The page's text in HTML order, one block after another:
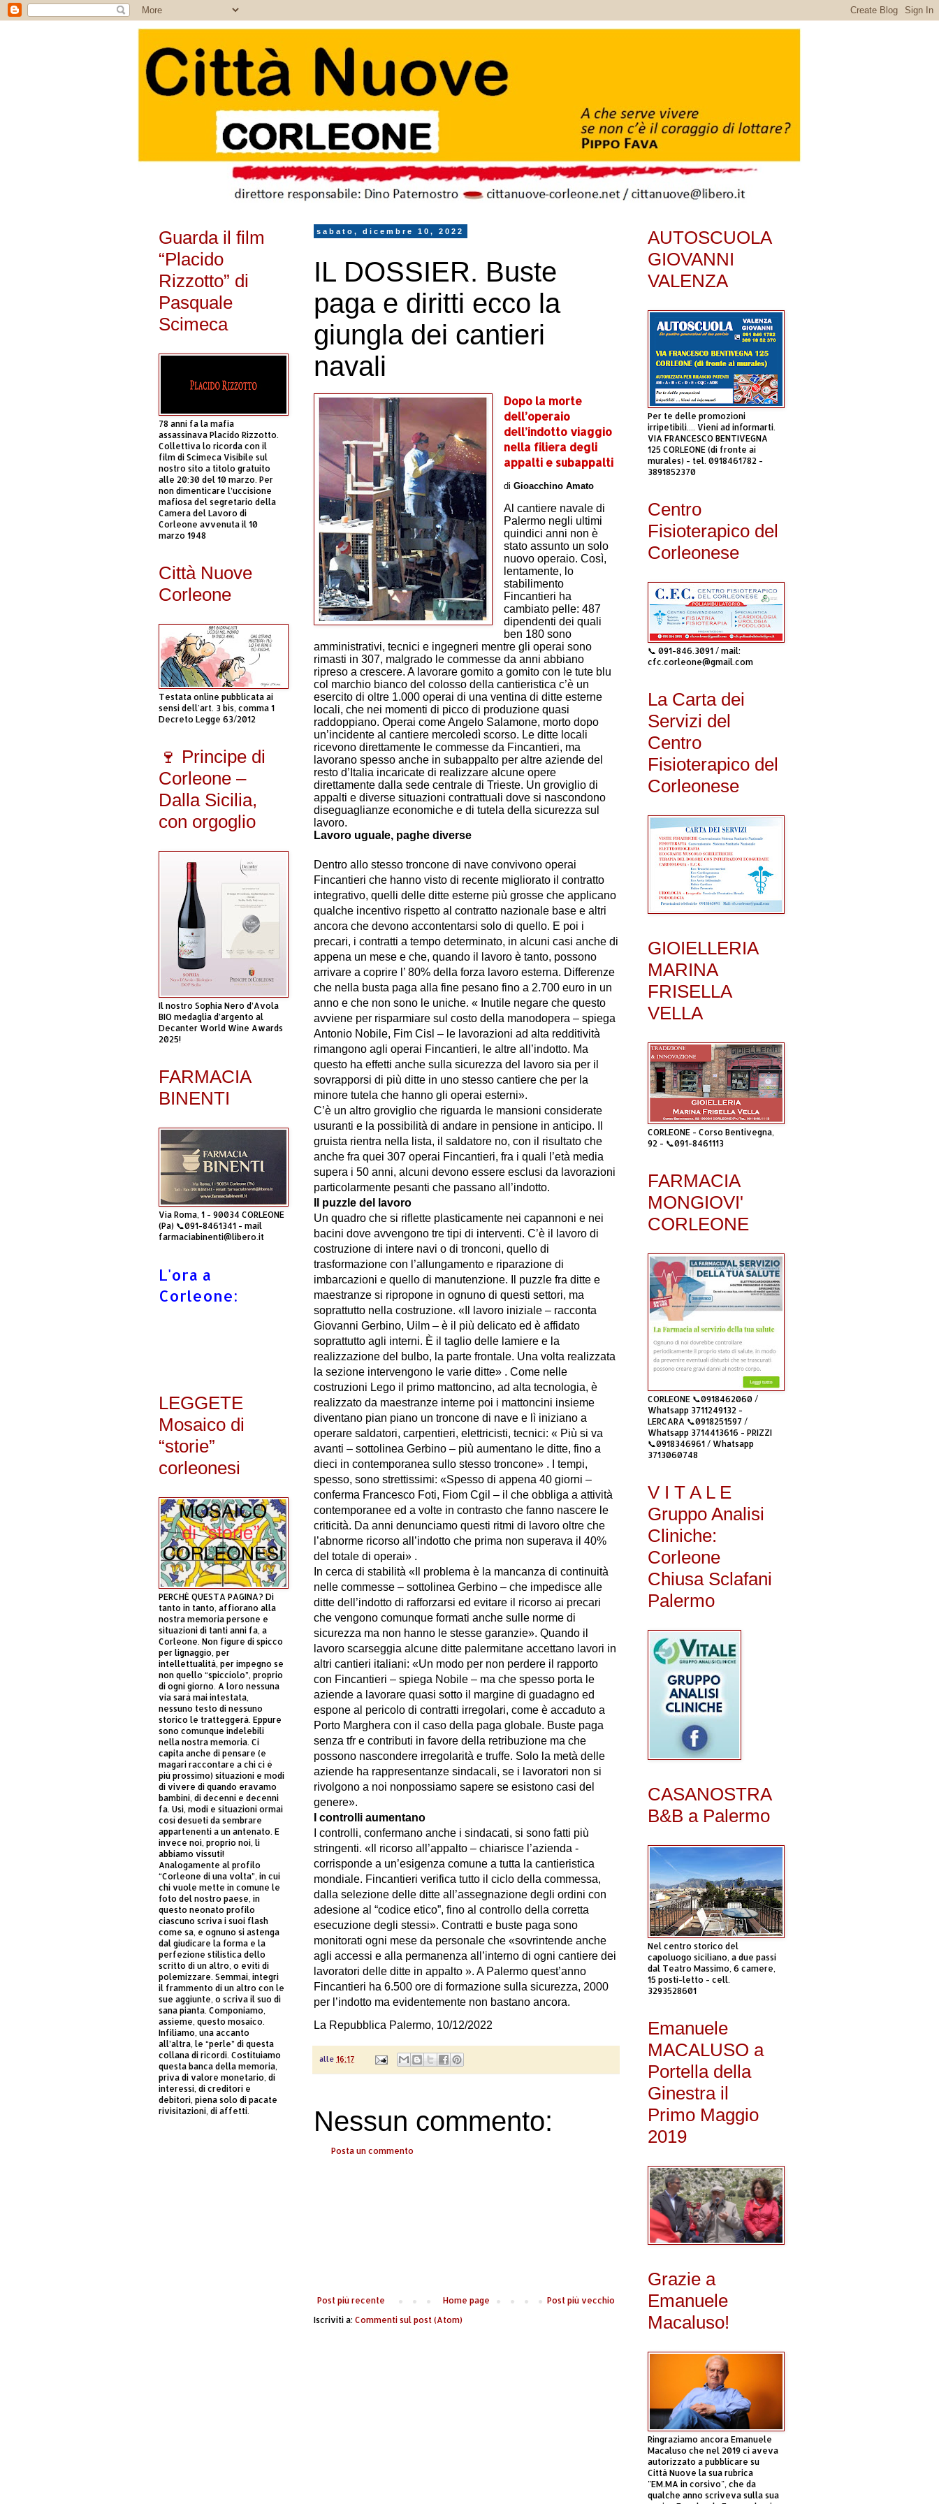
sabato, dicembre 10, 2022
IL DOSSIER. Buste
paga e diritti ecco la
giungla dei cantieri
navali
Dopo la morte
dell’operaio
dell’indotto viaggio
nella filiera degli
appalti e subappalti
di Gioacchino Amato
Al cantiere navale di
Palermo negli ultimi
quindici anni non è
stato assunto un solo
nuovo operaio. Così,
lentamente, lo
stabilimento
Fincantieri ha
cambiato pelle: 487
dipendenti dei quali
ben 180 sono
amministrativi, tecnici e ingegneri mentre gli operai sono
rimasti in 307, malgrado le commesse da anni abbiano
ripreso a crescere. A lavorare gomito a gomito con le tute blu
col marchio bianco del colosso della cantieristica c’è un
esercito di oltre 1.000 operai di una ventina di ditte esterne
locali, che nei momenti di picco di produzione quasi
raddoppiano. Operai come Angelo Salamone, morto dopo
un’incidente al cantiere mercoledì scorso. Le ditte locali
ricevono direttamente le commesse da Fincantieri, ma
lavorano spesso anche in subappalto per altre aziende del
resto d’Italia incaricate di realizzare alcune opere
direttamente dalla sede centrale di Trieste. Un groviglio di
appalti e diverse situazioni contrattuali dove si nascondono
diseguaglianze economiche e di tutela della sicurezza sul
lavoro.
Lavoro uguale, paghe diverse
Dentro allo stesso troncone di nave convivono operai
Fincantieri che hanno visto di recente migliorato il contratto
integrativo, quelli delle ditte esterne più grosse che applicano
qualche incentivo rispetto al contratto nazionale base e altri
ancora che devono accontentarsi solo di quello. E poi i
precari, i contratti a tempo determinato, in alcuni casi anche di
appena un mese e che, quando il lavoro è tanto, possono
arrivare a coprire l’ 80% della forza lavoro esterna. Differenze
che nella busta paga alla fine pesano fino a 2.700 euro in un
anno e che non sono le uniche. « Inutile negare che questo
avviene per risparmiare sul costo della manodopera – spiega
Antonio Nobile, Fim Cisl – le lavorazioni ad alta redditività
rimangono agli operai Fincantieri, le altre all’indotto. Ma
questo ha effetti anche sulla sicurezza del lavoro sia per il
sovrapporsi di più ditte in uno stesso cantiere che per la
minore tutela che hanno gli operai esterni».
C’è un altro groviglio che riguarda le mansioni considerate
usuranti e la possibilità di andare in pensione in anticipo. Il
gruista rientra nella lista, il saldatore no, con il risultato che
anche fra quei 307 operai Fincantieri, fra i quali l’età media
supera i 50 anni, alcuni devono essere esclusi da lavorazioni
particolarmente pesanti che passano all’indotto.
Il puzzle del lavoro
Un quadro che si riflette plasticamente nei capannoni e nei
bacini dove avvengono tre tipi di interventi. C’è il lavoro di
costruzione di intere navi o di tronconi, quello di
trasformazione con l’allungamento e riparazione di
imbarcazioni e quello di manutenzione. Il puzzle fra ditte e
maestranze si ripropone in ognuno di questi settori, ma
soprattutto nella costruzione. «Il lavoro iniziale – racconta
Giovanni Gerbino, Uilm – è il più delicato ed è affidato
soprattutto agli interni. È il taglio delle lamiere e la
realizzazione del bulbo, la parte frontale. Una volta realizzata
la sezione intervengono le varie ditte» . Come nelle
costruzioni Lego il primo mattoncino, ad alta tecnologia, è
realizzato da maestranze interne poi i mattoncini insieme
diventano pian piano un troncone di nave e lì iniziano a
operare saldatori, carpentieri, elettricisti, tecnici: « Più si va
avanti – sottolinea Gerbino – più aumentano le ditte, fino a
dieci in contemporanea sullo stesso troncone» . I tempi,
spesso, sono strettissimi: «Spesso di appena 40 giorni –
conferma Francesco Foti, Fiom Cgil – il che obbliga a attività
contemporanee ed a volte in contrasto che fanno nascere le
criticità. Da anni denunciamo questi ritmi di lavoro oltre che
l’abnorme ricorso all’indotto che prima non superava il 40%
del totale di operai» .
In cerca di stabilità «Il problema è la mancanza di continuità
nelle commesse – sottolinea Gerbino – che impedisce alle
ditte dell’indotto di rafforzarsi ed evitare il ricorso ai precari
che vengono comunque formati anche sulle norme di
sicurezza ma non hanno le stesse garanzie». Quando il
lavoro scarseggia alcune ditte palermitane accettano lavori in
altri cantieri italiani: «Un modo per non perdere il rapporto
con Fincantieri – spiega Nobile – ma che spesso porta le
aziende a lavorare quasi sotto il margine di guadagno ed
espone al pericolo di contratti irregolari, come è accaduto a
Porto Marghera con il caso della paga globale. Buste paga
senza tfr e contributi in favore della retribuzione ma che
possono nascondere irregolarità e truffe. Solo la metà delle
aziende ha rappresentanze sindacali, se i lavoratori non si
rivolgono a noi nonpossiamo sapere se esistono casi del
genere».
I controlli aumentano
I controlli, confermano anche i sindacati, si sono fatti più
stringenti. «Il ricorso all’appalto – chiarisce l’azienda -
corrisponde a un’esigenza comune a tutta la cantieristica
mondiale. Fincantieri verifica tutto il ciclo della commessa,
dalla selezione delle ditte all’assegnazione degli ordini con
adesione al “codice etico”, fino al controllo della corretta
esecuzione degli stessi». Contratti e buste paga sono
monitorati ogni mese da personale che «sovrintende anche
agli accessi e alla permanenza all’interno di ogni cantiere dei
lavoratori delle ditte in appalto ». A Palermo quest’anno
Fincantieri ha 6.500 ore di formazione sulla sicurezza, 2000
per l’indotto ma evidentemente non bastano ancora.
La Repubblica Palermo, 10/12/2022
alle 16:17
Nessun commento:
Posta un commento
Post più recente Post più vecchio
Home page
Iscriviti a: Commenti sul post (Atom)
Guarda il film
“Placido
Rizzotto” di
Pasquale
Scimeca
78 anni fa la mafia
assassinava Placido Rizzotto.
Collettiva lo ricorda con il
film di Scimeca Visibile sul
nostro sito a titolo gratuito
alle 20:30 del 10 marzo. Per
non dimenticare l’uccisione
mafiosa del segretario della
Camera del Lavoro di
Corleone avvenuta il 10
marzo 1948
Città Nuove
Corleone
Testata online pubblicata ai
sensi dell'art. 3 bis, comma 1
Decreto Legge 63/2012
🍷 Principe di
Corleone –
Dalla Sicilia,
con orgoglio
Il nostro Sophia Nero d’Avola
BIO medaglia d’argento al
Decanter World Wine Awards
2025!
FARMACIA
BINENTI
Via Roma, 1 - 90034 CORLEONE
(Pa) 📞091-8461341 - mail
farmaciabinenti@libero.it
L'ora a
Corleone:
LEGGETE
Mosaico di
“storie”
corleonesi
PERCHÈ QUESTA PAGINA? Di
tanto in tanto, affiorano alla
nostra memoria persone e
situazioni di tanti anni fa, a
Corleone. Non figure di spicco
per lignaggio, per
intellettualità, per impegno se
non quello “spicciolo”, proprio
di ogni giorno. A loro nessuna
via sarà mai intestata,
nessuno testo di nessuno
storico le tratteggerà. Eppure
sono comunque indelebili
nella nostra memoria. Ci
capita anche di pensare (e
magari raccontare a chi ci è
più prossimo) situazioni e modi
di vivere di quando eravamo
bambini, di decenni e decenni
fa. Usi, modi e situazioni ormai
così desueti da sembrare
appartenenti a un antenato. E
invece noi, proprio noi, li
abbiamo vissuti!
Analogamente al profilo
“Corleone di una volta”, in cui
chi vuole mette in comune le
foto del nostro paese, in
questo neonato profilo
ciascuno scriva i suoi flash
come sa, e ognuno si astenga
dal giudicare la forma e la
perfezione stilistica dello
scritto di un altro, o eviti di
polemizzare. Semmai, integri
il frammento di un altro con le
sue aggiunte, o scriva il suo di
sana pianta. Componiamo,
assieme, questo mosaico.
Infiliamo, una accanto
all’altra, le “perle” di questa
collana di ricordi. Costituiamo
questa banca della memoria,
priva di valore monetario, di
interessi, di creditori e
debitori, piena solo di pacate
rivisitazioni, di affetti.
AUTOSCUOLA
GIOVANNI
VALENZA
Per te delle promozioni
irripetibili.... Vieni ad informarti.
VIA FRANCESCO BENTIVEGNA
125 CORLEONE (di fronte ai
murales) - tel. 0918461782 -
3891852370
Centro
Fisioterapico del
Corleonese
📞 091-846.3091 / mail:
cfc.corleone@gmail.com
La Carta dei
Servizi del
Centro
Fisioterapico del
Corleonese
GIOIELLERIA
MARINA
FRISELLA
VELLA
CORLEONE - Corso Bentivegna,
92 - 📞091-8461113
FARMACIA
MONGIOVI'
CORLEONE
CORLEONE 📞0918462060 /
Whatsapp 3711249132 -
LERCARA 📞0918251597 /
Whatsapp 3714413616 - PRIZZI
📞0918346961 / Whatsapp
3713060748
V I T A L E
Gruppo Analisi
Cliniche:
Corleone
Chiusa Sclafani
Palermo
CASANOSTRA
B&B a Palermo
Nel centro storico del
capoluogo siciliano, a due passi
dal Teatro Massimo, 6 camere,
15 posti-letto - cell.
3293528601
Emanuele
MACALUSO a
Portella della
Ginestra il
Primo Maggio
2019
Grazie a
Emanuele
Macaluso!
Ringraziamo ancora Emanuele
Macaluso che nel 2019 ci aveva
autorizzato a pubblicare su
Città Nuove la sua rubrica
"EM.MA in corsivo", che da
qualche anno scriveva sulla sua